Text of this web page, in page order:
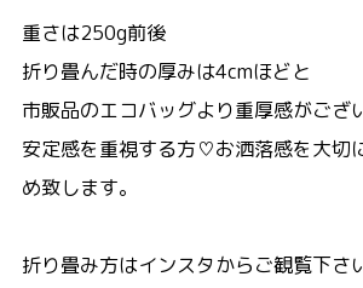
重さは250g前後
折り畳んだ時の厚みは4cmほどと
市販品のエコバッグより重厚感がござ
安定感を重視する方♡お洒落感を大切
め致します。
折り畳み方はインスタからご観覧下さ